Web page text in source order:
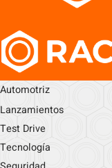
Automotriz
Lanzamientos
Test Drive
Tecnología